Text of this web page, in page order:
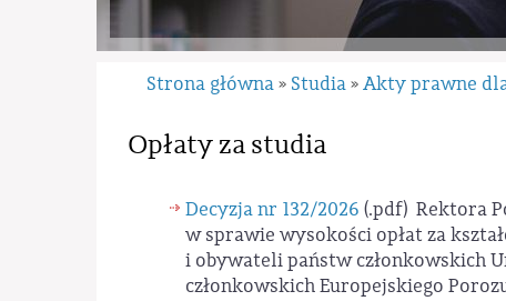
Strona główna » Studia » Akty prawne
Opłaty za studia
Decyzja nr 132/2026 (.pdf) Rektora
w sprawie wysokości opłat za
i obywateli państw członkowskich
członkowskich Europejskiego